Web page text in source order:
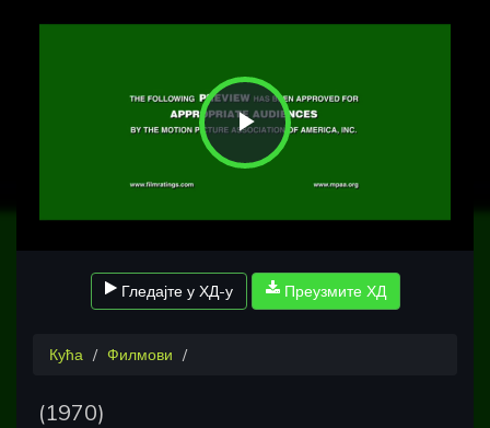
Play
Гледајте у ХД-у Преузмите ХД
Кућа Филмови
(1970)